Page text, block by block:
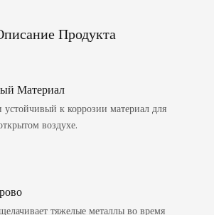
Продукта
Материал
к коррозии материал для
воздухе.
тяжелые металлы во время